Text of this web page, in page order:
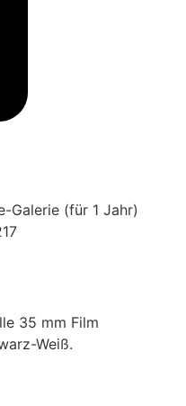
Galerie (für 1 Jahr)
35 mm Film
Weiß.